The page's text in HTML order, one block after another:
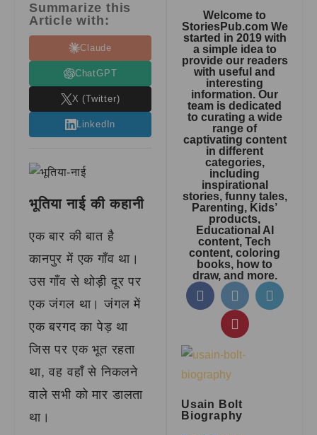
Summarize this
Article with:
Claude
ChatGPT
X (Twitter)
LinkedIn
भूतिया नाई की कहानी
एक बार की बात है
कानपुर में एक गाँव था।
उस गाँव से थोड़ी दूर पर
एक जंगल था। जंगल में
एक बरगद का पेड़ था
जिस पर एक भूत रहता
था, वह वहाँ से निकलने
वाले सभी को मार डालता
था।
Welcome to
StoriesPub.com We
started in 2019 with
a simple idea to
provide our readers
with useful and
interesting
information. Our
team is dedicated
to curating a wide
range of
captivating content
in different
categories,
including
inspirational
stories, funny tales,
Parenting, Kids’
products,
Educational AI
content, Tech
content, coloring
books, how to
draw, and more.
Usain Bolt
Biography